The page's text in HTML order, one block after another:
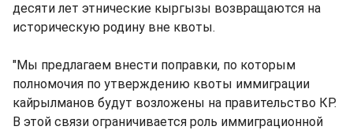
десяти лет этнические кыргызы возвращаются на
историческую родину вне квоты.
"Мы предлагаем внести поправки, по которым
полномочия по утверждению квоты иммиграции
кайрылманов будут возложены на правительство КР.
В этой связи ограничивается роль иммиграционной